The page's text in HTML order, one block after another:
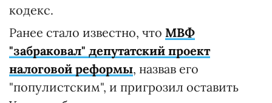
кодекс.
Ранее стало известно, что МВФ
"забраковал" депутатский проект
налоговой реформы, назвав его
"популистским", и пригрозил оставить